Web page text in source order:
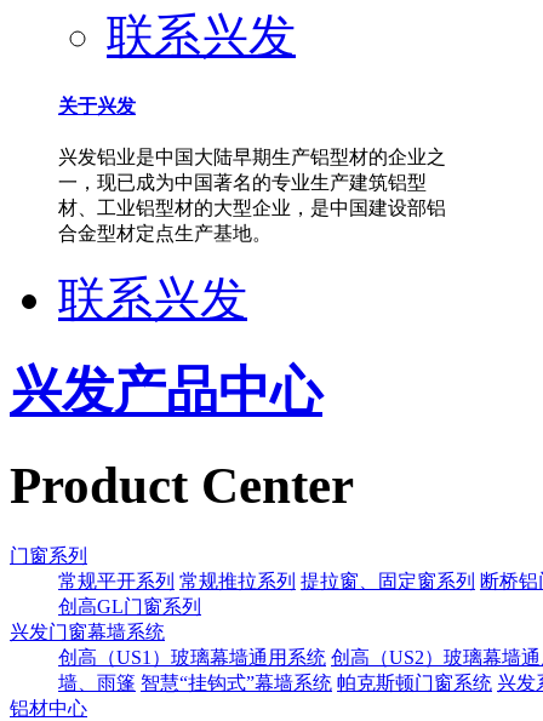
联系兴发
关于兴发
兴发铝业是中国大陆早期生产铝型材的企业之
一，现已成为中国著名的专业生产建筑铝型
材、工业铝型材的大型企业，是中国建设部铝
合金型材定点生产基地。
联系兴发
兴发产品中心
Product Center
门窗系列
常规平开系列 常规推拉系列 提拉窗、固定窗系列 断桥铝
创高GL门窗系列
兴发门窗幕墙系统
创高（US1）玻璃幕墙通用系统 创高（US2）玻璃幕墙
墙、雨篷 智慧“挂钩式”幕墙系统 帕克斯顿门窗系统 兴发
铝材中心